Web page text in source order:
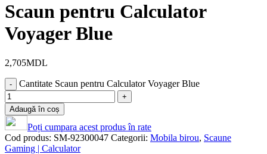
Scaun pentru Calculator
Voyager Blue
2,705MDL
Cantitate Scaun pentru Calculator Voyager Blue
Adaugă în coș
Poți cumpara acest produs în rate
Cod produs: SM-92300047 Categorii: Mobila birou, Scaune
Gaming | Calculator